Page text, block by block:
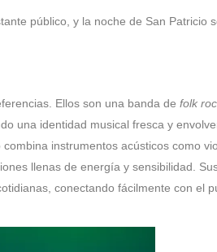
público, y la noche de San Patricio
Ellos son una banda de folk
una identidad musical fresca y
instrumentos acústicos como
llenas de energía y sensibilidad.
conectando fácilmente con el